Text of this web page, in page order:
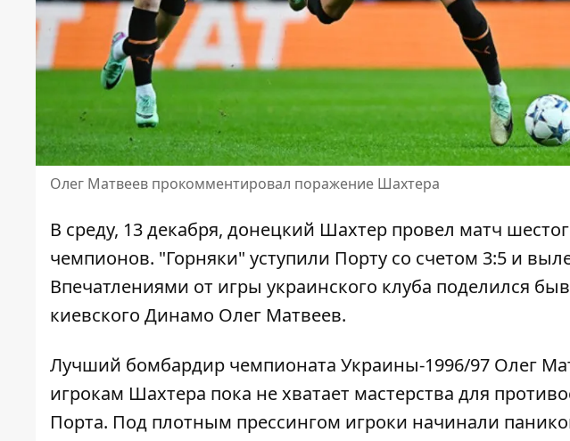
Олег Матвеев прокомментировал поражение Шахтера
В среду, 13 декабря, донецкий Шахтер провел матч
чемпионов. "Горняки" уступили Порту со счетом 3:5 и
Впечатлениями от игры украинского клуба поделился
киевского Динамо Олег Матвеев.
Лучший бомбардир чемпионата Украины-1996/97 Олег
игрокам Шахтера пока не хватает мастерства для
Порта. Под плотным прессингом игроки начинали